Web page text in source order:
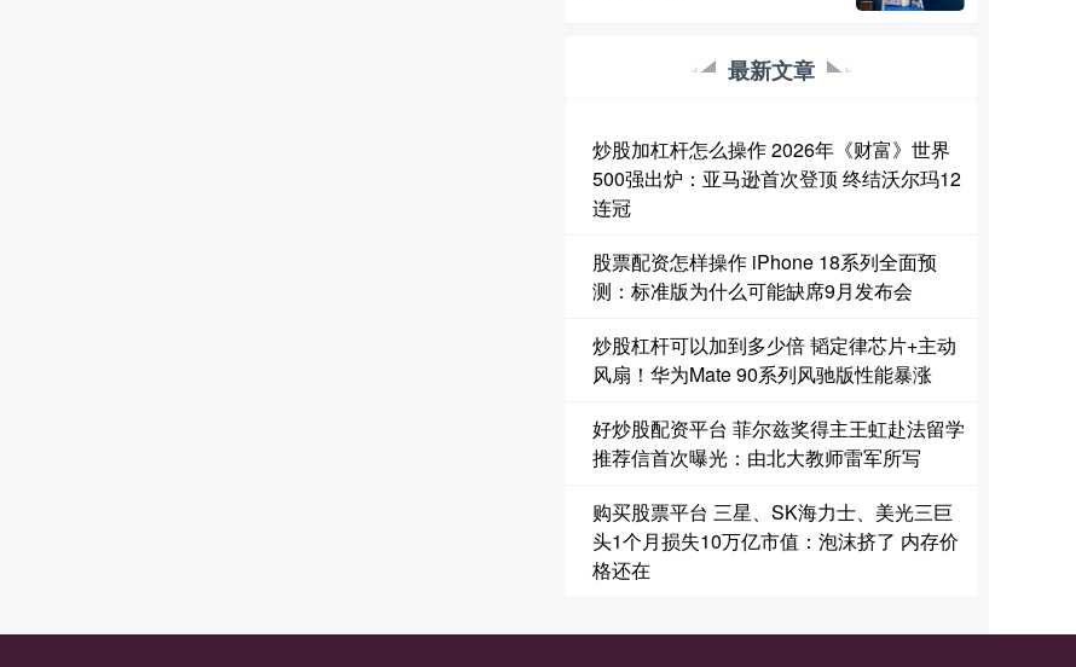
最新文章
炒股加杠杆怎么操作 2026年《财富》世界
500强出炉：亚马逊首次登顶 终结沃尔玛12
连冠
股票配资怎样操作 iPhone 18系列全面预
测：标准版为什么可能缺席9月发布会
炒股杠杆可以加到多少倍 韬定律芯片+主动
风扇！华为Mate 90系列风驰版性能暴涨
好炒股配资平台 菲尔兹奖得主王虹赴法留学
推荐信首次曝光：由北大教师雷军所写
购买股票平台 三星、SK海力士、美光三巨
头1个月损失10万亿市值：泡沫挤了 内存价
格还在